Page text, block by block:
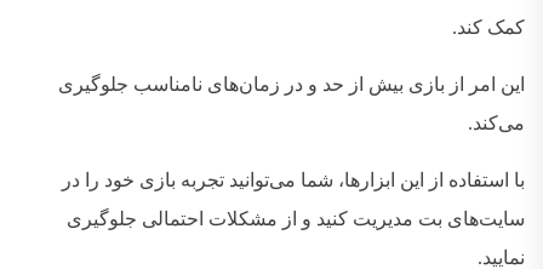
کمک کند.
این امر از بازی بیش از حد و در زمان‌های نامناسب جلوگیری
می‌کند.
با استفاده از این ابزارها، شما می‌توانید تجربه بازی خود را در
سایت‌های بت مدیریت کنید و از مشکلات احتمالی جلوگیری
نمایید.